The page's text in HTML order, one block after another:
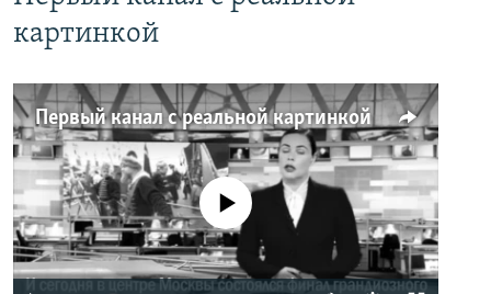
картинкой
Первый канал с реальной картинкой
No media source currently available